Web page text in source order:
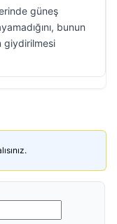
güneş
bunun
giydirilmesi